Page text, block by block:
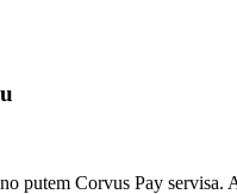
putem Corvus Pay